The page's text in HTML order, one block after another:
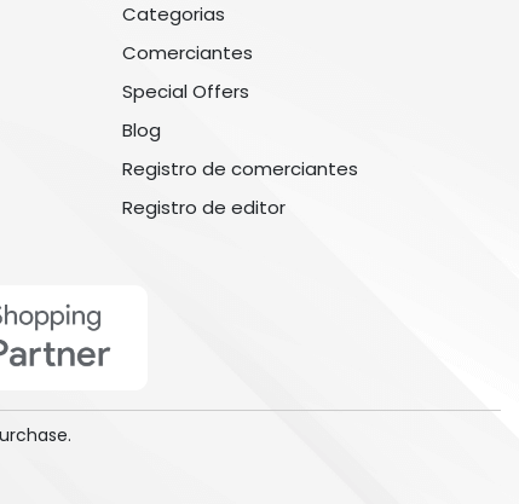
Categorias
Comerciantes
Special Offers
Blog
Registro de comerciantes
Registro de editor